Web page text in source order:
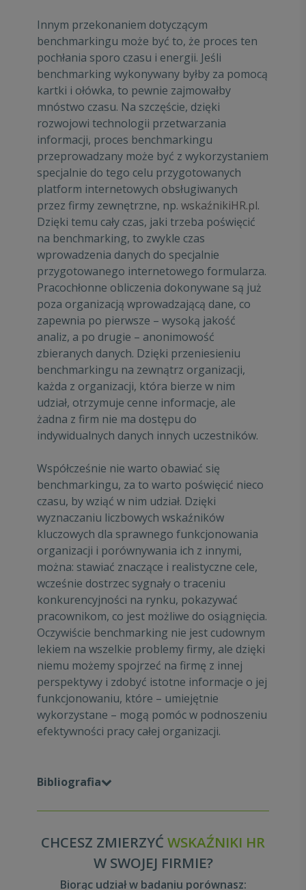
Innym przekonaniem dotyczącym
benchmarkingu może być to, że proces ten
pochłania sporo czasu i energii. Jeśli
benchmarking wykonywany byłby za pomocą
kartki i ołówka, to pewnie zajmowałby
mnóstwo czasu. Na szczęście, dzięki
rozwojowi technologii przetwarzania
informacji, proces benchmarkingu
przeprowadzany może być z wykorzystaniem
specjalnie do tego celu przygotowanych
platform internetowych obsługiwanych
przez firmy zewnętrzne, np.wskaźnikiHR.pl.
Dzięki temu cały czas, jaki trzeba poświęcić
na benchmarking, to zwykle czas
wprowadzenia danych do specjalnie
przygotowanego internetowego formularza.
Pracochłonne obliczenia dokonywane są już
poza organizacją wprowadzającą dane, co
zapewnia po pierwsze – wysoką jakość
analiz, a po drugie – anonimowość
zbieranych danych. Dzięki przeniesieniu
benchmarkingu na zewnątrz organizacji,
każda z organizacji, która bierze w nim
udział, otrzymuje cenne informacje, ale
żadna z firm nie ma dostępu do
indywidualnych danych innych uczestników.
Współcześnie nie warto obawiać się
benchmarkingu, za to warto poświęcić nieco
czasu, by wziąć w nim udział. Dzięki
wyznaczaniu liczbowych wskaźników
kluczowych dla sprawnego funkcjonowania
organizacji i porównywania ich z innymi,
można: stawiać znaczące i realistyczne cele,
wcześnie dostrzec sygnały o traceniu
konkurencyjności na rynku, pokazywać
pracownikom, co jest możliwe do osiągnięcia.
Oczywiście benchmarking nie jest cudownym
lekiem na wszelkie problemy firmy, ale dzięki
niemu możemy spojrzeć na firmę z innej
perspektywy i zdobyć istotne informacje o jej
funkcjonowaniu, które – umiejętnie
wykorzystane – mogą pomóc w podnoszeniu
efektywności pracy całej organizacji.
Bibliografia
CHCESZ ZMIERZYĆ WSKAŹNIKI HR
W SWOJEJ FIRMIE?
Biorąc udział w badaniu porównasz: